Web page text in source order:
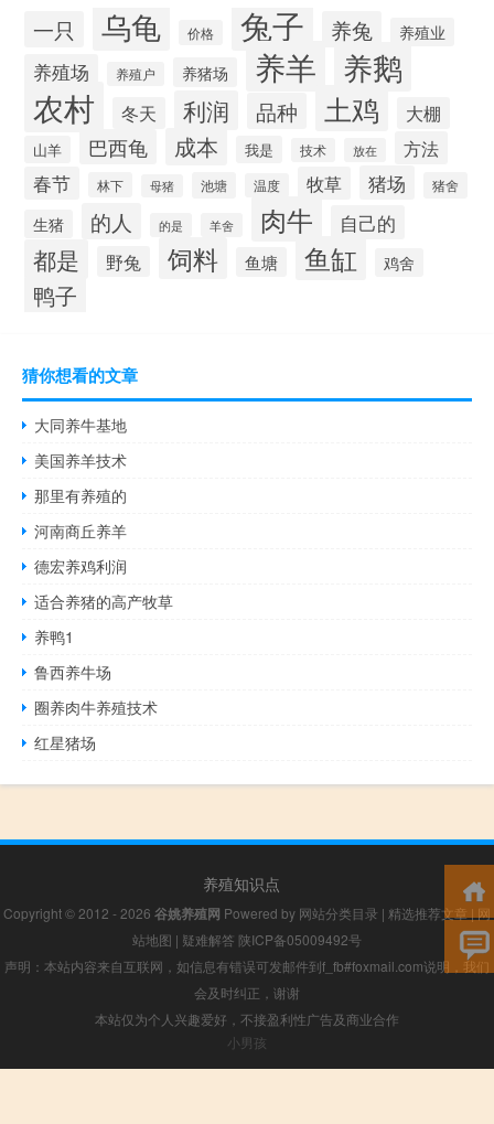
一只 乌龟 价格 兔子 养兔 养殖业
养殖场 养殖户 养猪场 养羊 养鹅
农村 冬天 利润 品种 土鸡 大棚
山羊 巴西龟 成本 我是 技术 放在
方法
春节
林下 母猪 池塘 温度 牧草 猪场 猪舍
生猪 的人 的是 羊舍 肉牛 自己的
都是 野兔 饲料 鱼塘 鱼缸 鸡舍
鸭子
猜你想看的文章
大同养牛基地
美国养羊技术
那里有养殖的
河南商丘养羊
德宏养鸡利润
适合养猪的高产牧草
养鸭1
鲁西养牛场
圈养肉牛养殖技术
红星猪场
养殖知识点
Copyright © 2012 - 2026 谷姚养殖网 Powered by 网站分类目录 | 精选推荐文章 | 网
站地图 | 疑难解答 陕ICP备05009492号
声明：本站内容来自互联网，如信息有错误可发邮件到f_fb#foxmail.com说明，我们
会及时纠正，谢谢
本站仅为个人兴趣爱好，不接盈利性广告及商业合作
小男孩